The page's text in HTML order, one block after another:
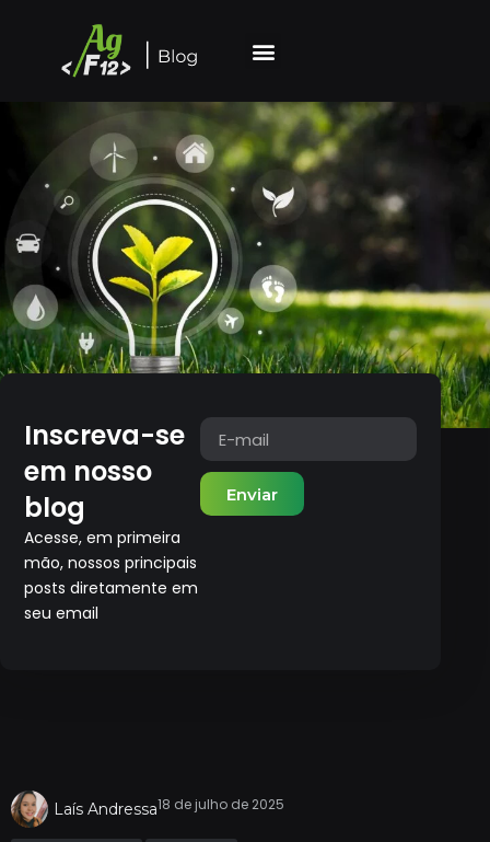
Inscreva-se
em nosso
blog
Acesse, em primeira
mão, nossos principais
posts diretamente em
seu email
Enviar
Laís Andressa18 de julho de 2025